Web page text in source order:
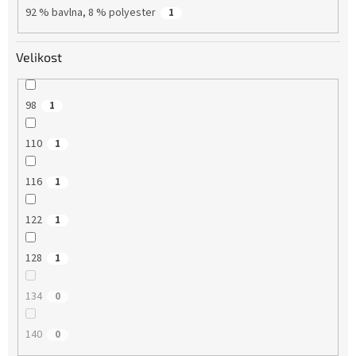
92 % bavlna, 8 % polyester 1
Velikost
98 1
110 1
116 1
122 1
128 1
134 0
140 0